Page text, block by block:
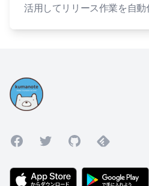
活用してリリース作業を自動
FacebookTwitterGitHubFeedly